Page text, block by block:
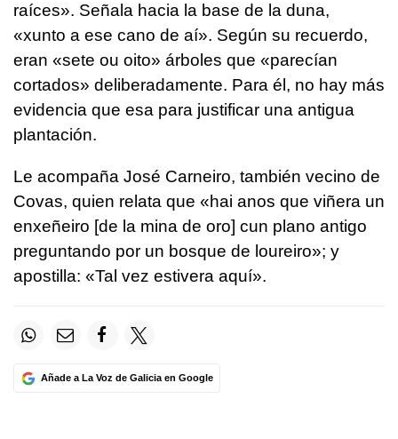
raíces». Señala hacia la base de la duna,
«xunto a ese cano de aí». Según su recuerdo,
eran «sete ou oito» árboles que «parecían
cortados» deliberadamente. Para él, no hay más
evidencia que esa para justificar una antigua
plantación.
Le acompaña José Carneiro, también vecino de
Covas, quien relata que «hai anos que viñera un
enxeñeiro [de la mina de oro] cun plano antigo
preguntando por un bosque de loureiro»; y
apostilla: «Tal vez estivera aquí».
Añade a La Voz de Galicia en Google